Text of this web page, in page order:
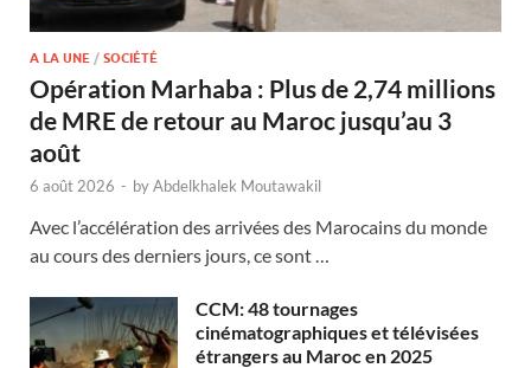
A LA UNE / SOCIÉTÉ
Opération Marhaba : Plus de 2,74 millions
de MRE de retour au Maroc jusqu’au 3
août
6 août 2026 - byAbdelkhalek Moutawakil
Avec l’accélération des arrivées des Marocains du monde
au cours des derniers jours, ce sont …
CCM: 48 tournages
cinématographiques et télévisées
étrangers au Maroc en 2025